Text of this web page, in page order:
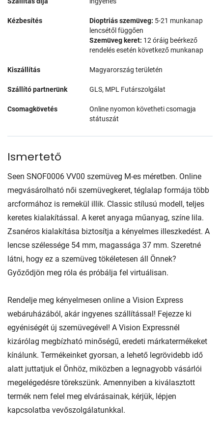
Kézbesítés Dioptriás szemüveg: 5-21 munkanap
lencsétől függően
Szemüveg keret: 12 óráig beérkező
rendelés esetén következő munkanap
Kiszállítás Magyarország területén
Szállító partnerünk GLS, MPL Futárszolgálat
Csomagkövetés
Online nyomon követheti csomagja
státuszát
Ismertető
Seen SNOF0006 VV00 szemüveg M-es méretben. Online
megvásárolható női szemüvegkeret, téglalap formája több
arcformához is remekül illik. Classic stílusú modell, teljes
keretes kialakítással. A keret anyaga műanyag, színe lila.
Zsanéros kialakítása biztosítja a kényelmes illeszkedést. A
lencse szélessége 54 mm, magassága 37 mm. Szeretné
látni, hogy ez a szemüveg tökéletesen áll Önnek?
Győződjön meg róla és próbálja fel virtuálisan.
Rendelje meg kényelmesen online a Vision Express
webáruházából, akár ingyenes szállítással! Fejezze ki
egyéniségét új szemüvegével! A Vision Expressnél
kizárólag megbízható minőségű, eredeti márkatermékeket
kínálunk. Termékeinket gyorsan, a lehető legrövidebb idő
alatt juttatjuk el Önhöz, miközben a legnagyobb vásárlói
megelégedésre törekszünk. Amennyiben a kiválasztott
termék nem felel meg elvárásainak, kérjük, lépjen
kapcsolatba vevőszolgálatunkkal.